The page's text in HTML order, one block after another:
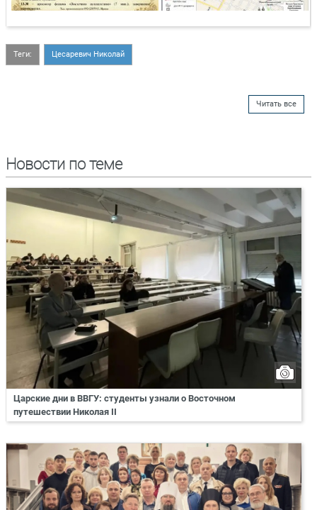
Теги: Цесаревич Николай
Читать все
Новости по теме
Царские дни в ВВГУ: студенты узнали о Восточном
путешествии Николая II